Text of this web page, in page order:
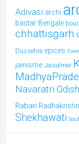
Adivasi archi
bastar Bengale
chhattisgarh
Dussehra epices Foire
jainisme Jaisalmer
Navaratri
Rabari
Shekhawati